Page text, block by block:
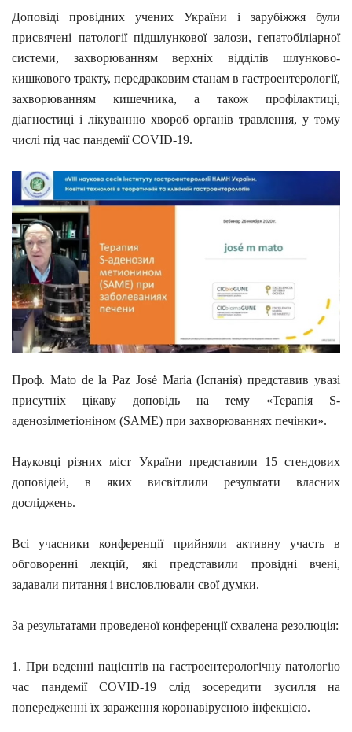
Доповіді провідних учених України і зарубіжжя були
присвячені патології підшлункової залози, гепатобіліарної
системи, захворюванням верхніх відділів шлунково-
кишкового тракту, передраковим станам в гастроентерології,
захворюванням кишечника, а також профілактиці,
діагностиці і лікуванню хвороб органів травлення, у тому
числі під час пандемії COVID-19.
Проф. Mato de la Paz Josė Maria (Іспанія) представив увазі
присутніх цікаву доповідь на тему «Терапія S-
аденозілметіоніном (SAME) при захворюваннях печінки».
Науковці різних міст України представили 15 стендових
доповідей, в яких висвітлили результати власних
досліджень.
Всі учасники конференції прийняли активну участь в
обговоренні лекцій, які представили провідні вчені,
задавали питання і висловлювали свої думки.
За результатами проведеної конференції схвалена резолюція:
1. При веденні пацієнтів на гастроентерологічну патологію
час пандемії COVID-19 слід зосередити зусилля на
попередженні їх зараження коронавірусною інфекцією.